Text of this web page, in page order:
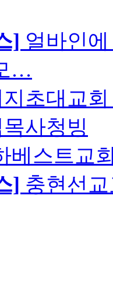
] 얼바인
…
초대교
사청빙
베스트교
] 충현선